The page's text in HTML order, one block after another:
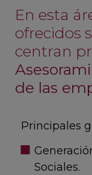
En esta
ofrecidos
centran
de las
Principales
Sociales.